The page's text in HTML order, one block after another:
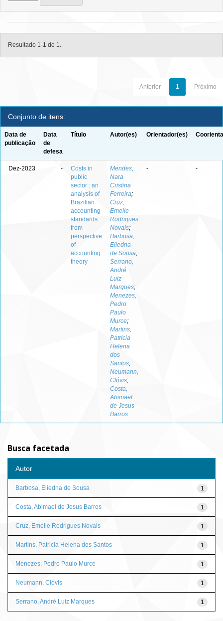
Resultado 1-1 de 1.
Anterior 1 Próximo
Conjunto de itens:
Data de
publicação
Data
de
defesa
Título Autor(es) Orientador(es)
Dez-2023 -
Costs in
public
sector : an
analysis of
Brazilian
accounting
standards
from
perspective
of
accounting
theory
Mendes,
Nara
Cristina
Ferreira;
Cruz,
Emelle
Rodrigues
Novais;
Barbosa,
Eliedna
de Sousa;
Serrano,
André
Luiz
Marques;
Menezes,
Pedro
Paulo
Murce;
Martins,
Patricia
Helena
dos
Santos;
Neumann,
Clóvis;
Costa,
Abimael
de Jesus
Barros
- -
Busca facetada
Autor
1
Barbosa, Eliedna de Sousa
1
Costa, Abimael de Jesus Barros
1
Cruz, Emelle Rodrigues Novais
1
Martins, Patricia Helena dos Santos
1
Menezes, Pedro Paulo Murce
1
Neumann, Clóvis
1
Serrano, André Luiz Marques